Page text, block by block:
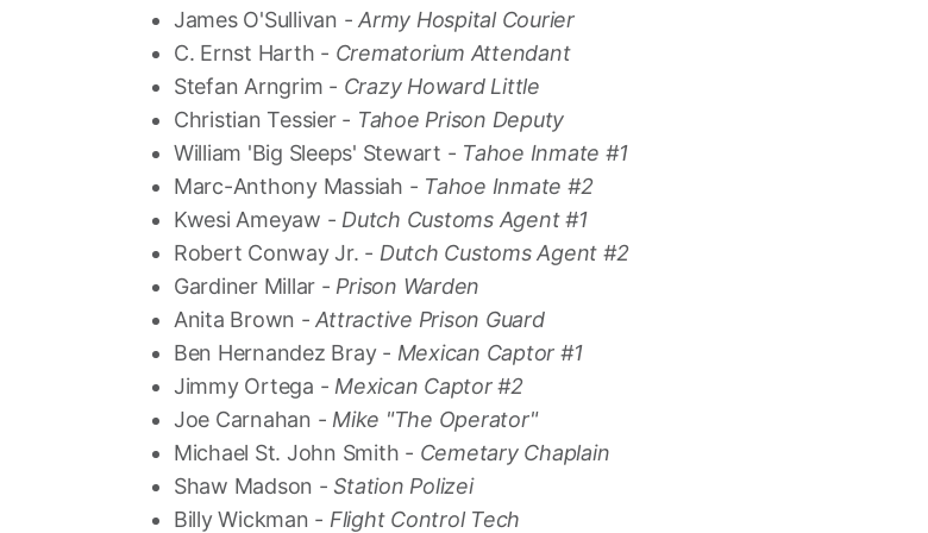
James O'Sullivan -Army Hospital Courier
C. Ernst Harth - Crematorium Attendant
Stefan Arngrim - Crazy Howard Little
Christian Tessier - Tahoe Prison Deputy
William 'Big Sleeps' Stewart - Tahoe Inmate #1
Marc-Anthony Massiah - Tahoe Inmate #2
Kwesi Ameyaw - Dutch Customs Agent #1
Robert Conway Jr. - Dutch Customs Agent #2
Gardiner Millar - Prison Warden
Anita Brown -Attractive Prison Guard
Ben Hernandez Bray - Mexican Captor #1
Jimmy Ortega - Mexican Captor #2
Joe Carnahan - Mike "The Operator"
Michael St. John Smith - Cemetary Chaplain
Shaw Madson - Station Polizei
Billy Wickman - Flight Control Tech